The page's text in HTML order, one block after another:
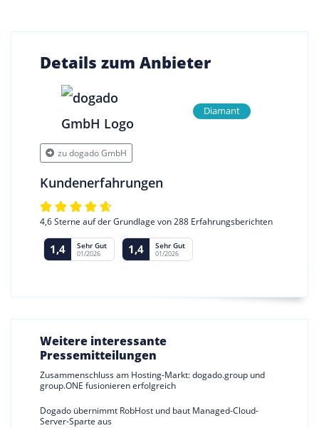
Details zum Anbieter
Diamant
zu dogado GmbH
Kundenerfahrungen
4,6 Sterne auf der Grundlage von 288 Erfahrungsberichten
1,4 Sehr Gut
01/2026 1,4 Sehr Gut
01/2026
Weitere interessante
Pressemitteilungen
Zusammenschluss am Hosting-Markt: dogado.group und
group.ONE fusionieren erfolgreich
Dogado übernimmt RobHost und baut Managed-Cloud-
Server-Sparte aus